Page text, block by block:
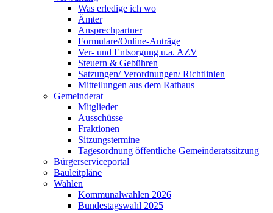
Was erledige ich wo
Ämter
Ansprechpartner
Formulare/Online-Anträge
Ver- und Entsorgung u.a. AZV
Steuern & Gebühren
Satzungen/ Verordnungen/ Richtlinien
Mitteilungen aus dem Rathaus
Gemeinderat
Mitglieder
Ausschüsse
Fraktionen
Sitzungstermine
Tagesordnung öffentliche Gemeinderatssitzung
Bürgerserviceportal
Bauleitpläne
Wahlen
Kommunalwahlen 2026
Bundestagswahl 2025